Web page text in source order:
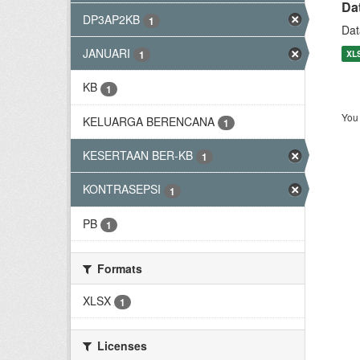
DP3AP2KB 1
JANUARI 1
KB 1
KELUARGA BERENCANA 1
KESERTAAN BER-KB 1
KONTRASEPSI 1
PB 1
Formats
XLSX
1
Licenses